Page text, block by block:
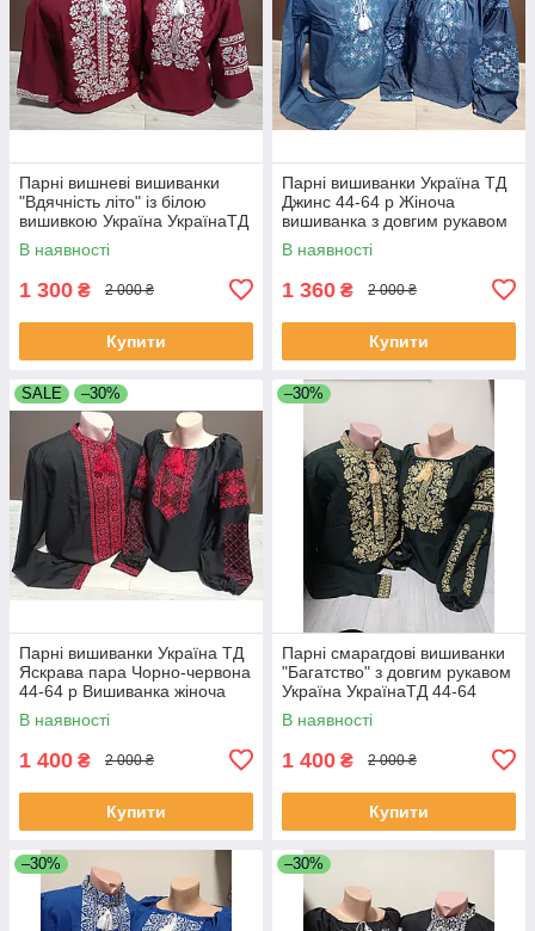
Парні вишневі вишиванки
"Вдячність літо" із білою
вишивкою Україна УкраїнаТД
44-64 розміри комплект за 1
штуку
В наявності
1 300 ₴ 2 000 ₴
Купити
Парні вишиванки Україна ТД
Джинс 44-64 р Жіноча
вишиванка з довгим рукавом
Сорочка вишиванка чоловіча
В наявності
1 360 ₴ 2 000 ₴
Купити
SALE –30%
Парні вишиванки Україна ТД
Яскрава пара Чорно-червона
44-64 р Вишиванка жіноча
Вишиванка для чоловіків
В наявності
1 400 ₴ 2 000 ₴
Купити
–30%
Парні смарагдові вишиванки
"Багатство" з довгим рукавом
Україна УкраїнаТД 44-64
розміри за 1 штуку
В наявності
1 400 ₴ 2 000 ₴
Купити
–30% –30%